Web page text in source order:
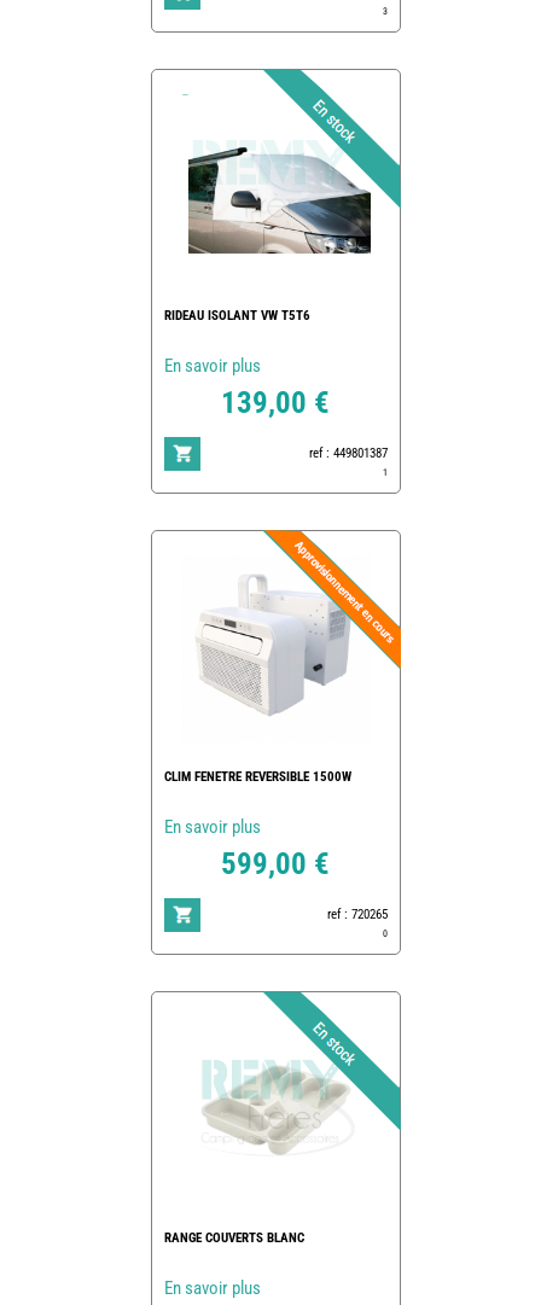
3
RIDEAU ISOLANT VW T5T6
En savoir plus
139,00 €
ref : 449801387
1
CLIM FENETRE REVERSIBLE 1500W
En savoir plus
599,00 €
ref : 720265
0
RANGE COUVERTS BLANC
En savoir plus